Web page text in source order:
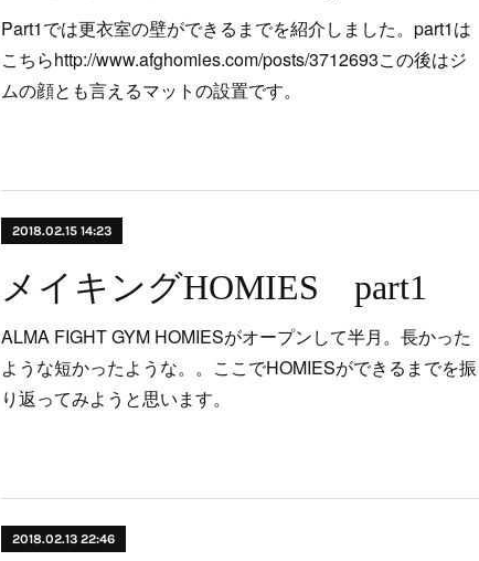
Part1では更衣室の壁ができるまでを紹介しました。part1は
こちらhttp://www.afghomies.com/posts/3712693この後はジ
ムの顔とも言えるマットの設置です。
2018.02.15 14:23
メイキングHOMIES part1
ALMA FIGHT GYM HOMIESがオープンして半月。長かった
ような短かったような。。ここでHOMIESができるまでを振
り返ってみようと思います。
2018.02.13 22:46